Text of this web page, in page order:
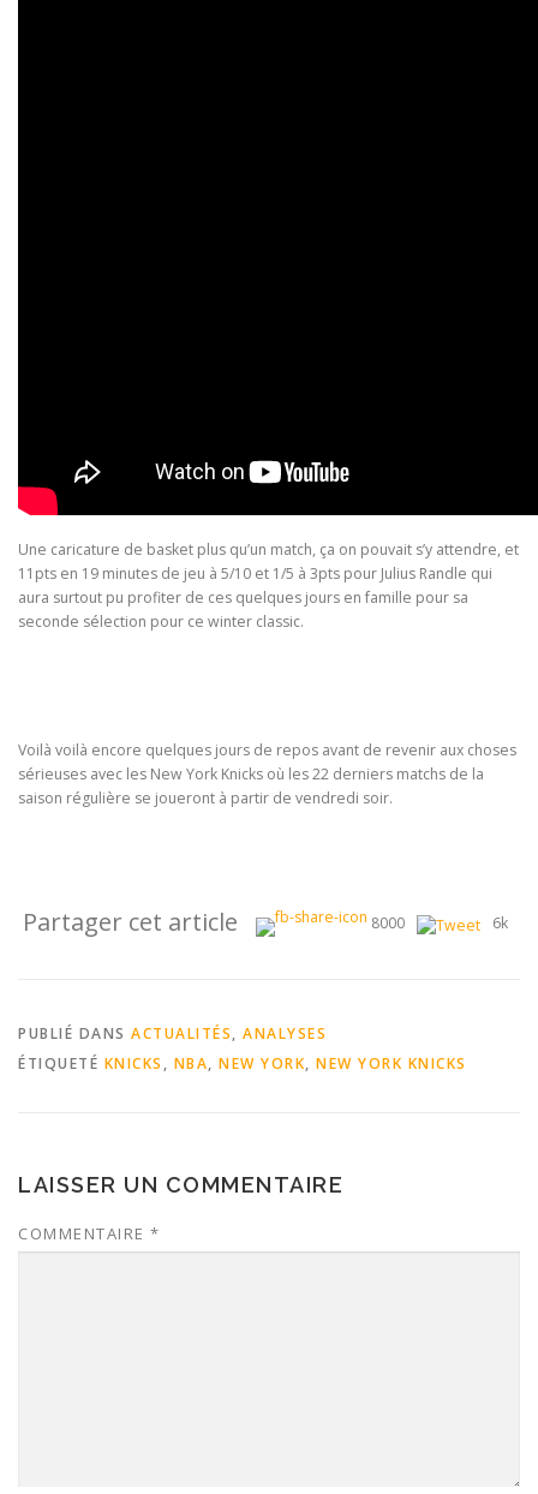
Une caricature de basket plus qu’un match, ça on pouvait s’y attendre, et
11pts en 19 minutes de jeu à 5/10 et 1/5 à 3pts pour Julius Randle qui
aura surtout pu profiter de ces quelques jours en famille pour sa
seconde sélection pour ce winter classic.
Voilà voilà encore quelques jours de repos avant de revenir aux choses
sérieuses avec les New York Knicks où les 22 derniers matchs de la
saison régulière se joueront à partir de vendredi soir.
Partager cet article 8000 6k
PUBLIÉ DANS ACTUALITÉS, ANALYSES
ÉTIQUETÉ KNICKS , NBA, NEW YORK, NEW YORK KNICKS
LAISSER UN COMMENTAIRE
COMMENTAIRE *